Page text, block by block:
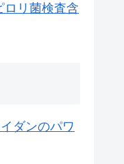
ロリ菌検査含
ダンのパワ